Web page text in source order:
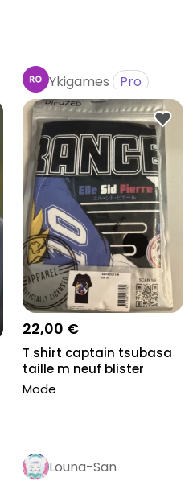
Ykigames Pro
22,00 €
T shirt captain tsubasa
taille m neuf blister
Mode
Louna-San